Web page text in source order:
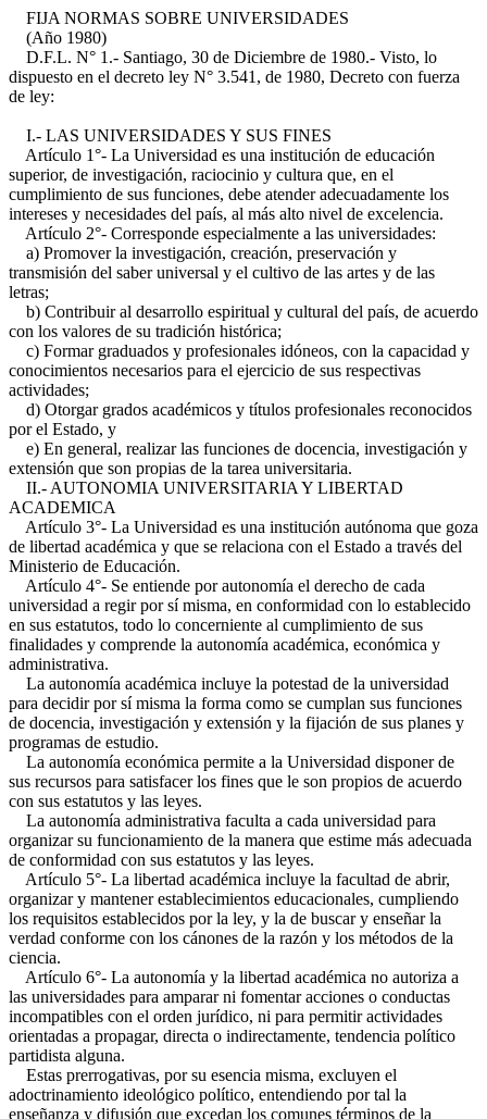
FIJA NORMAS SOBRE UNIVERSIDADES
(Año 1980)
D.F.L. N° 1.- Santiago, 30 de Diciembre de 1980.- Visto, lo
dispuesto en el decreto ley N° 3.541, de 1980, Decreto con fuerza
de ley:
I.- LAS UNIVERSIDADES Y SUS FINES
Artículo 1°- La Universidad es una institución de educación
superior, de investigación, raciocinio y cultura que, en el
cumplimiento de sus funciones, debe atender adecuadamente los
intereses y necesidades del país, al más alto nivel de excelencia.
Artículo 2°- Corresponde especialmente a las universidades:
a) Promover la investigación, creación, preservación y
transmisión del saber universal y el cultivo de las artes y de las
letras;
b) Contribuir al desarrollo espiritual y cultural del país, de acuerdo
con los valores de su tradición histórica;
c) Formar graduados y profesionales idóneos, con la capacidad y
conocimientos necesarios para el ejercicio de sus respectivas
actividades;
d) Otorgar grados académicos y títulos profesionales reconocidos
por el Estado, y
e) En general, realizar las funciones de docencia, investigación y
extensión que son propias de la tarea universitaria.
II.- AUTONOMIA UNIVERSITARIA Y LIBERTAD
ACADEMICA
Artículo 3°- La Universidad es una institución autónoma que goza
de libertad académica y que se relaciona con el Estado a través del
Ministerio de Educación.
Artículo 4°- Se entiende por autonomía el derecho de cada
universidad a regir por sí misma, en conformidad con lo establecido
en sus estatutos, todo lo concerniente al cumplimiento de sus
finalidades y comprende la autonomía académica, económica y
administrativa.
La autonomía académica incluye la potestad de la universidad
para decidir por sí misma la forma como se cumplan sus funciones
de docencia, investigación y extensión y la fijación de sus planes y
programas de estudio.
La autonomía económica permite a la Universidad disponer de
sus recursos para satisfacer los fines que le son propios de acuerdo
con sus estatutos y las leyes.
La autonomía administrativa faculta a cada universidad para
organizar su funcionamiento de la manera que estime más adecuada
de conformidad con sus estatutos y las leyes.
Artículo 5°- La libertad académica incluye la facultad de abrir,
organizar y mantener establecimientos educacionales, cumpliendo
los requisitos establecidos por la ley, y la de buscar y enseñar la
verdad conforme con los cánones de la razón y los métodos de la
ciencia.
Artículo 6°- La autonomía y la libertad académica no autoriza a
las universidades para amparar ni fomentar acciones o conductas
incompatibles con el orden jurídico, ni para permitir actividades
orientadas a propagar, directa o indirectamente, tendencia político
partidista alguna.
Estas prerrogativas, por su esencia misma, excluyen el
adoctrinamiento ideológico político, entendiendo por tal la
enseñanza y difusión que excedan los comunes términos de la